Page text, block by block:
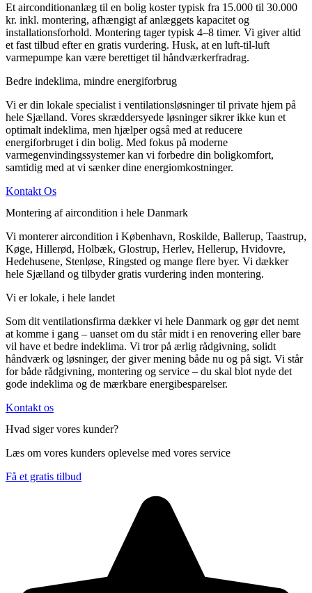
Et airconditionanlæg til en bolig koster typisk fra 15.000 til 30.000
kr. inkl. montering, afhængigt af anlæggets kapacitet og
installationsforhold. Montering tager typisk 4–8 timer. Vi giver altid
et fast tilbud efter en gratis vurdering. Husk, at en luft-til-luft
varmepumpe kan være berettiget til håndværkerfradrag.
Bedre indeklima, mindre energiforbrug
Vi er din lokale specialist i ventilationsløsninger til private hjem på
hele Sjælland. Vores skræddersyede løsninger sikrer ikke kun et
optimalt indeklima, men hjælper også med at reducere
energiforbruget i din bolig. Med fokus på moderne
varmegenvindingssystemer kan vi forbedre din boligkomfort,
samtidig med at vi sænker dine energiomkostninger.
Kontakt Os
Montering af aircondition i hele Danmark
Vi monterer aircondition i København, Roskilde, Ballerup, Taastrup,
Køge, Hillerød, Holbæk, Glostrup, Herlev, Hellerup, Hvidovre,
Hedehusene, Stenløse, Ringsted og mange flere byer. Vi dækker
hele Sjælland og tilbyder gratis vurdering inden montering.
Vi er lokale, i hele landet
Som dit ventilationsfirma dækker vi hele Danmark og gør det nemt
at komme i gang – uanset om du står midt i en renovering eller bare
vil have et bedre indeklima. Vi tror på ærlig rådgivning, solidt
håndværk og løsninger, der giver mening både nu og på sigt. Vi står
for både rådgivning, montering og service – du skal blot nyde det
gode indeklima og de mærkbare energibesparelser.
Kontakt os
Hvad siger vores kunder?
Læs om vores kunders oplevelse med vores service
Få et gratis tilbud